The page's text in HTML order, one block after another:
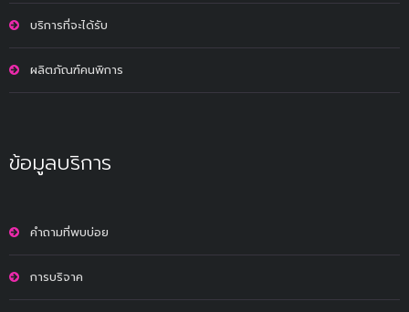
บริการที่จะได้รับ
ผลิตภัณฑ์คนพิการ
ข้อมูลบริการ
คำถามที่พบบ่อย
การบริจาค